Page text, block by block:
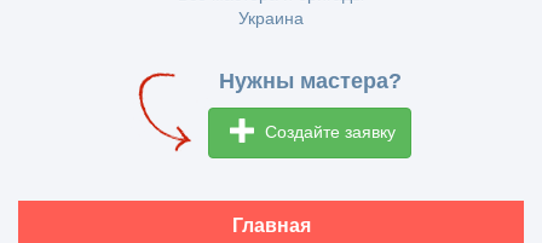
Украина
Нужны мастера?
Создайте заявку
Главная